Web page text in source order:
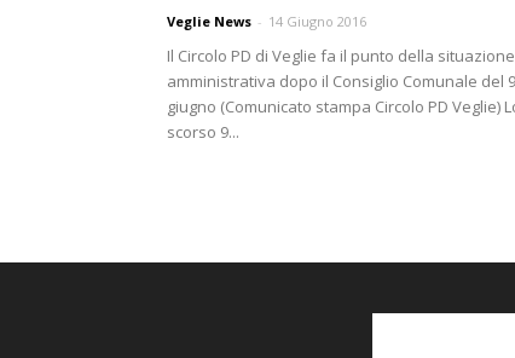
Veglie News - 14 Giugno 2016
Il Circolo PD di Veglie fa il punto della situazione
amministrativa dopo il Consiglio Comunale del 9
giugno (Comunicato stampa Circolo PD Veglie)
scorso 9...